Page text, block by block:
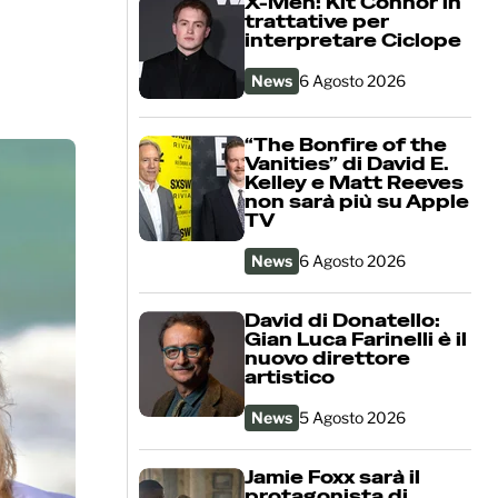
trattative per
interpretare Ciclope
News 6 Agosto 2026
“The Bonfire of the
Vanities” di David E.
Kelley e Matt Reeves
non sarà più su Apple
TV
News 6 Agosto 2026
David di Donatello:
Gian Luca Farinelli è il
nuovo direttore
artistico
News 5 Agosto 2026
Jamie Foxx sarà il